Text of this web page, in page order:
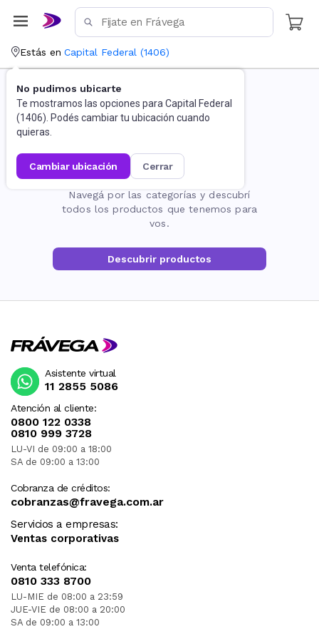
Estás en Capital Federal (1406)
No pudimos ubicarte
Te mostramos las opciones para Capital Federal
(1406). Podés cambiar tu ubicación cuando
quieras.
cambiar ubicación cerrar
La página no existe
Navegá por las categorías y descubrí
todos los productos que tenemos para
vos.
Descubrir productos
Atención al cliente:
0800 122 0338
0810 999 3728
LU-VI de 09:00 a 18:00
SA de 09:00 a 13:00
Cobranza de créditos:
cobranzas@fravega.com.ar
Servicios a empresas:
Ventas corporativas
Venta telefónica:
0810 333 8700
LU-MIE de 08:00 a 23:59
JUE-VIE de 08:00 a 20:00
SA de 09:00 a 13:00
Asistente virtual
11 2855 5086